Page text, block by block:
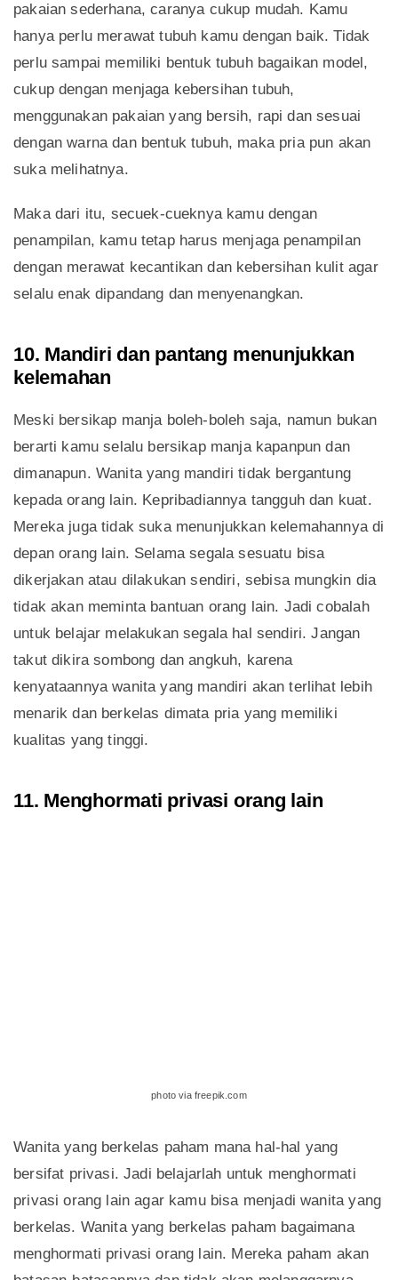
pakaian sederhana, caranya cukup mudah. Kamu
hanya perlu merawat tubuh kamu dengan baik. Tidak
perlu sampai memiliki bentuk tubuh bagaikan model,
cukup dengan menjaga kebersihan tubuh,
menggunakan pakaian yang bersih, rapi dan sesuai
dengan warna dan bentuk tubuh, maka pria pun akan
suka melihatnya.
Maka dari itu, secuek-cueknya kamu dengan
penampilan, kamu tetap harus menjaga penampilan
dengan merawat kecantikan dan kebersihan kulit agar
selalu enak dipandang dan menyenangkan.
10. Mandiri dan pantang menunjukkan
kelemahan
Meski bersikap manja boleh-boleh saja, namun bukan
berarti kamu selalu bersikap manja kapanpun dan
dimanapun. Wanita yang mandiri tidak bergantung
kepada orang lain. Kepribadiannya tangguh dan kuat.
Mereka juga tidak suka menunjukkan kelemahannya di
depan orang lain. Selama segala sesuatu bisa
dikerjakan atau dilakukan sendiri, sebisa mungkin dia
tidak akan meminta bantuan orang lain. Jadi cobalah
untuk belajar melakukan segala hal sendiri. Jangan
takut dikira sombong dan angkuh, karena
kenyataannya wanita yang mandiri akan terlihat lebih
menarik dan berkelas dimata pria yang memiliki
kualitas yang tinggi.
11. Menghormati privasi orang lain
photo via freepik.com
Wanita yang berkelas paham mana hal-hal yang
bersifat privasi. Jadi belajarlah untuk menghormati
privasi orang lain agar kamu bisa menjadi wanita yang
berkelas. Wanita yang berkelas paham bagaimana
menghormati privasi orang lain. Mereka paham akan